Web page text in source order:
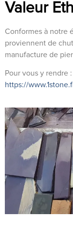
Valeur
Conformes à notre
proviennent de
manufacture de
Pour vous y rendre :
https://